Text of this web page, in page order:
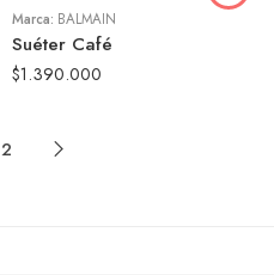
Marca: BALMAIN
Suéter Café
$1.390.000
2